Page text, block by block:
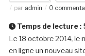
par admin 0
Temps de lecture :
Le 18 octobre 2014, le
en ligne un nouveau